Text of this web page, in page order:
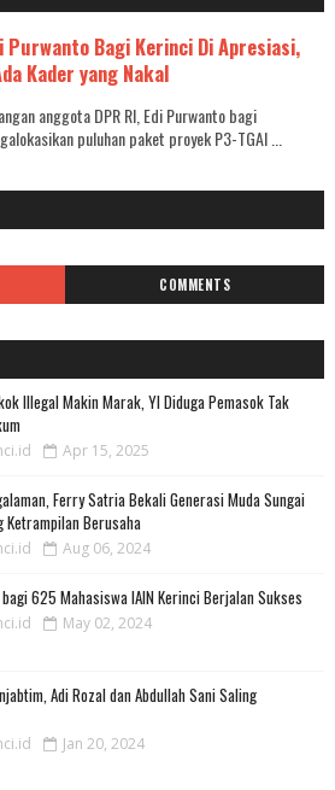
Purwanto Bagi Kerinci Di Apresiasi,
Kader yang Nakal
anggota DPR RI, Edi Purwanto bagi
puluhan paket proyek P3-TGAI ...
COMMENTS
Illegal Makin Marak, YI Diduga Pemasok Tak
Apr 15, 2025
Ferry Satria Bekali Generasi Muda Sungai
Ketrampilan Berusaha
Aug 06, 2024
625 Mahasiswa IAIN Kerinci Berjalan Sukses
May 02, 2024
Adi Rozal dan Abdullah Sani Saling
Jan 20, 2024